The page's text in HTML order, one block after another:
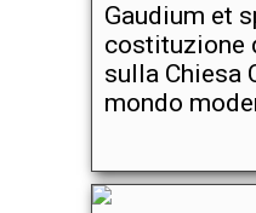
Gaudium et
costituzione
sulla Chiesa
mondo